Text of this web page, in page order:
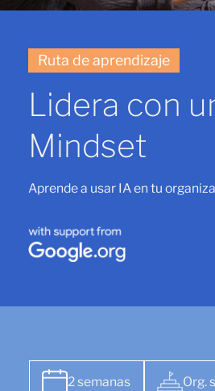
Ruta de aprendizaje
Lidera con
Mindset
Aprende a usar IA en tu
2 semanas Org.